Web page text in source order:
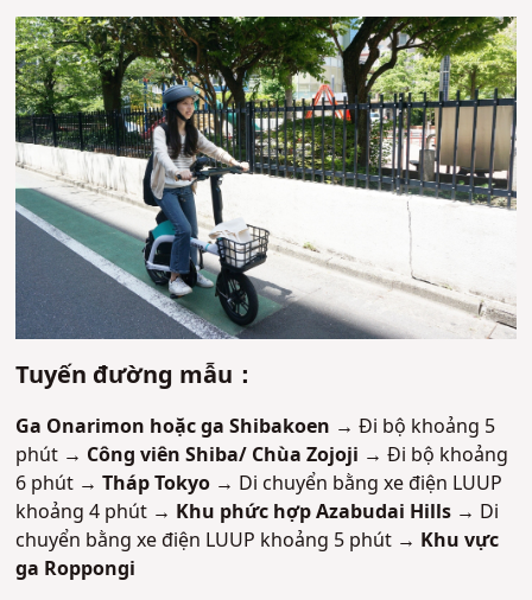
Tuyến đường mẫu：
Ga Onarimon hoặc ga Shibakoen →Đi bộ khoảng 5
phút → Công viên Shiba/ Chùa Zojoji → Đi bộ khoảng
6 phút → Tháp Tokyo → Di chuyển bằng xe điện LUUP
khoảng 4 phút → Khu phức hợp Azabudai Hills → Di
chuyển bằng xe điện LUUP khoảng 5 phút → Khu vực
ga Roppongi